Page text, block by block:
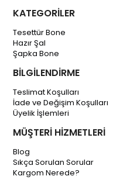
KATEGORİLER
Tesettür Bone
Hazır Şal
Şapka Bone
BİLGİLENDİRME
Teslimat Koşulları
İade ve Değişim Koşulları
Üyelik İşlemleri
MÜŞTERİ HİZMETLERİ
Blog
Sıkça Sorulan Sorular
Kargom Nerede?